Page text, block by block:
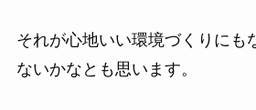
それが心地いい環境づくりにも
ないかなとも思います。